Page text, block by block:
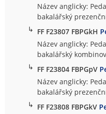
Název anglicky:
bakalářský
↳ FF F23807 FBPGkH
Název anglicky:
bakalářský
↳ FF F23804 FBPGpV
Název anglicky:
bakalářský
↳ FF F23808 FBPGkV